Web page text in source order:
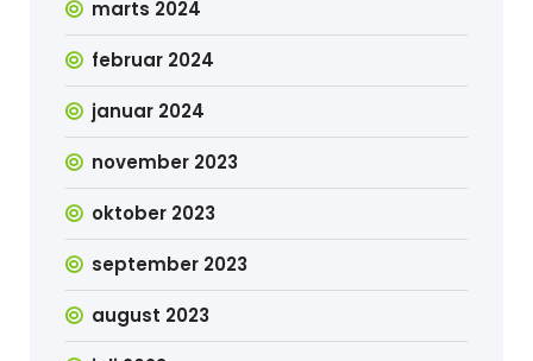
marts 2024
februar 2024
januar 2024
november 2023
oktober 2023
september 2023
august 2023